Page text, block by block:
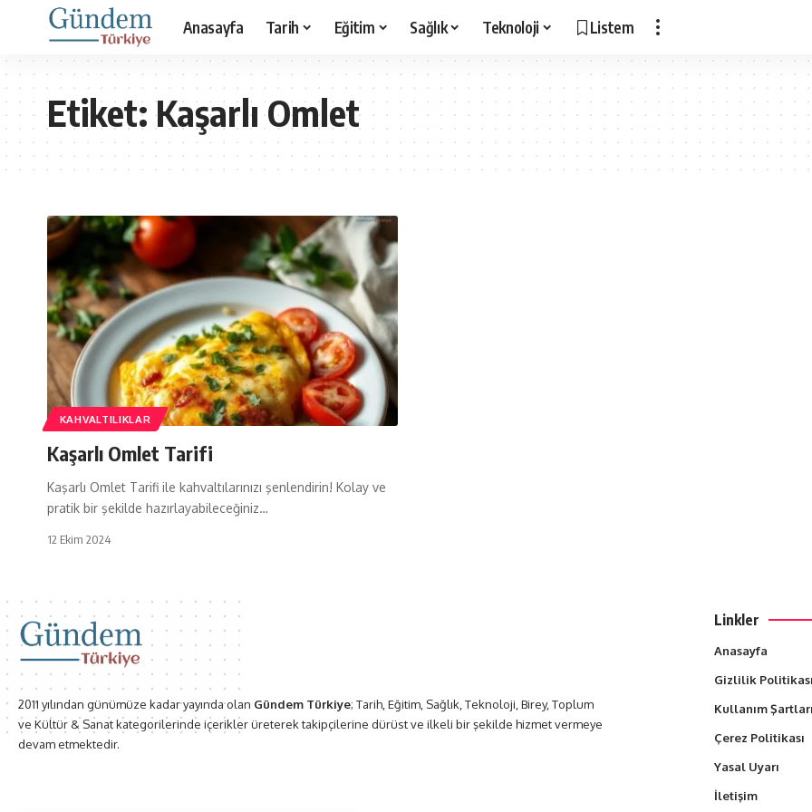
Anasayfa Tarih Eğitim Sağlık Teknoloji Listem
Etiket:Kaşarlı Omlet
KAHVALTILIKLAR
Kaşarlı Omlet Tarifi
Kaşarlı Omlet Tarifi ile kahvaltılarınızı şenlendirin! Kolay ve
pratik bir şekilde hazırlayabileceğiniz…
12 Ekim 2024
2011 yılından günümüze kadar yayında olan Gündem Türkiye; Tarih, Eğitim, Sağlık, Teknoloji, Birey, Toplum
ve Kültür & Sanat kategorilerinde içerikler üreterek takipçilerine dürüst ve ilkeli bir şekilde hizmet vermeye
devam etmektedir.
Linkler
Anasayfa
Gizlilik Politikası
Kullanım Şartları
Çerez Politikası
Yasal Uyarı
İletişim